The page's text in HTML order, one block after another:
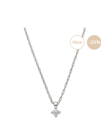
-20%
New